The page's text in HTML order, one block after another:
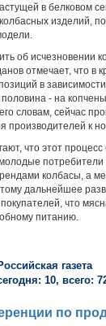
в белковом
изделий,
об исчезновении
отмечает, что в
в
- на
словам, сейчас
производителей к
что этот
потребители
колбасы, а
дальнейшее
покупателей, что
питанию.
газета
10, всего:
по